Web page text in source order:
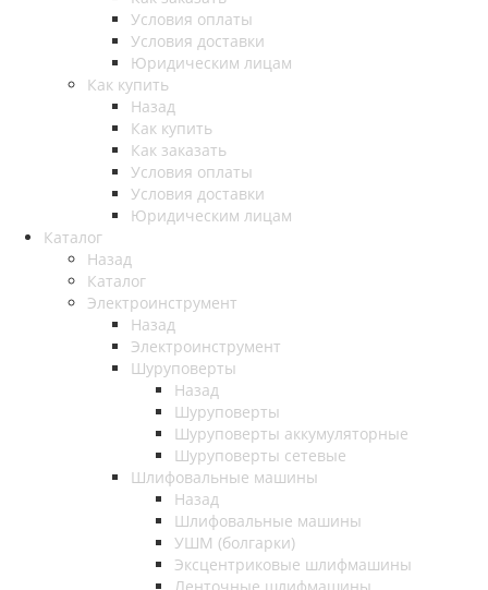
Условия оплаты
Условия доставки
Юридическим лицам
Как купить
Назад
Как купить
Как заказать
Условия оплаты
Условия доставки
Юридическим лицам
Каталог
Назад
Каталог
Электроинструмент
Назад
Электроинструмент
Шуруповерты
Назад
Шуруповерты
Шуруповерты аккумуляторные
Шуруповерты сетевые
Шлифовальные машины
Назад
Шлифовальные машины
УШМ (болгарки)
Эксцентриковые шлифмашины
Ленточные шлифмашины